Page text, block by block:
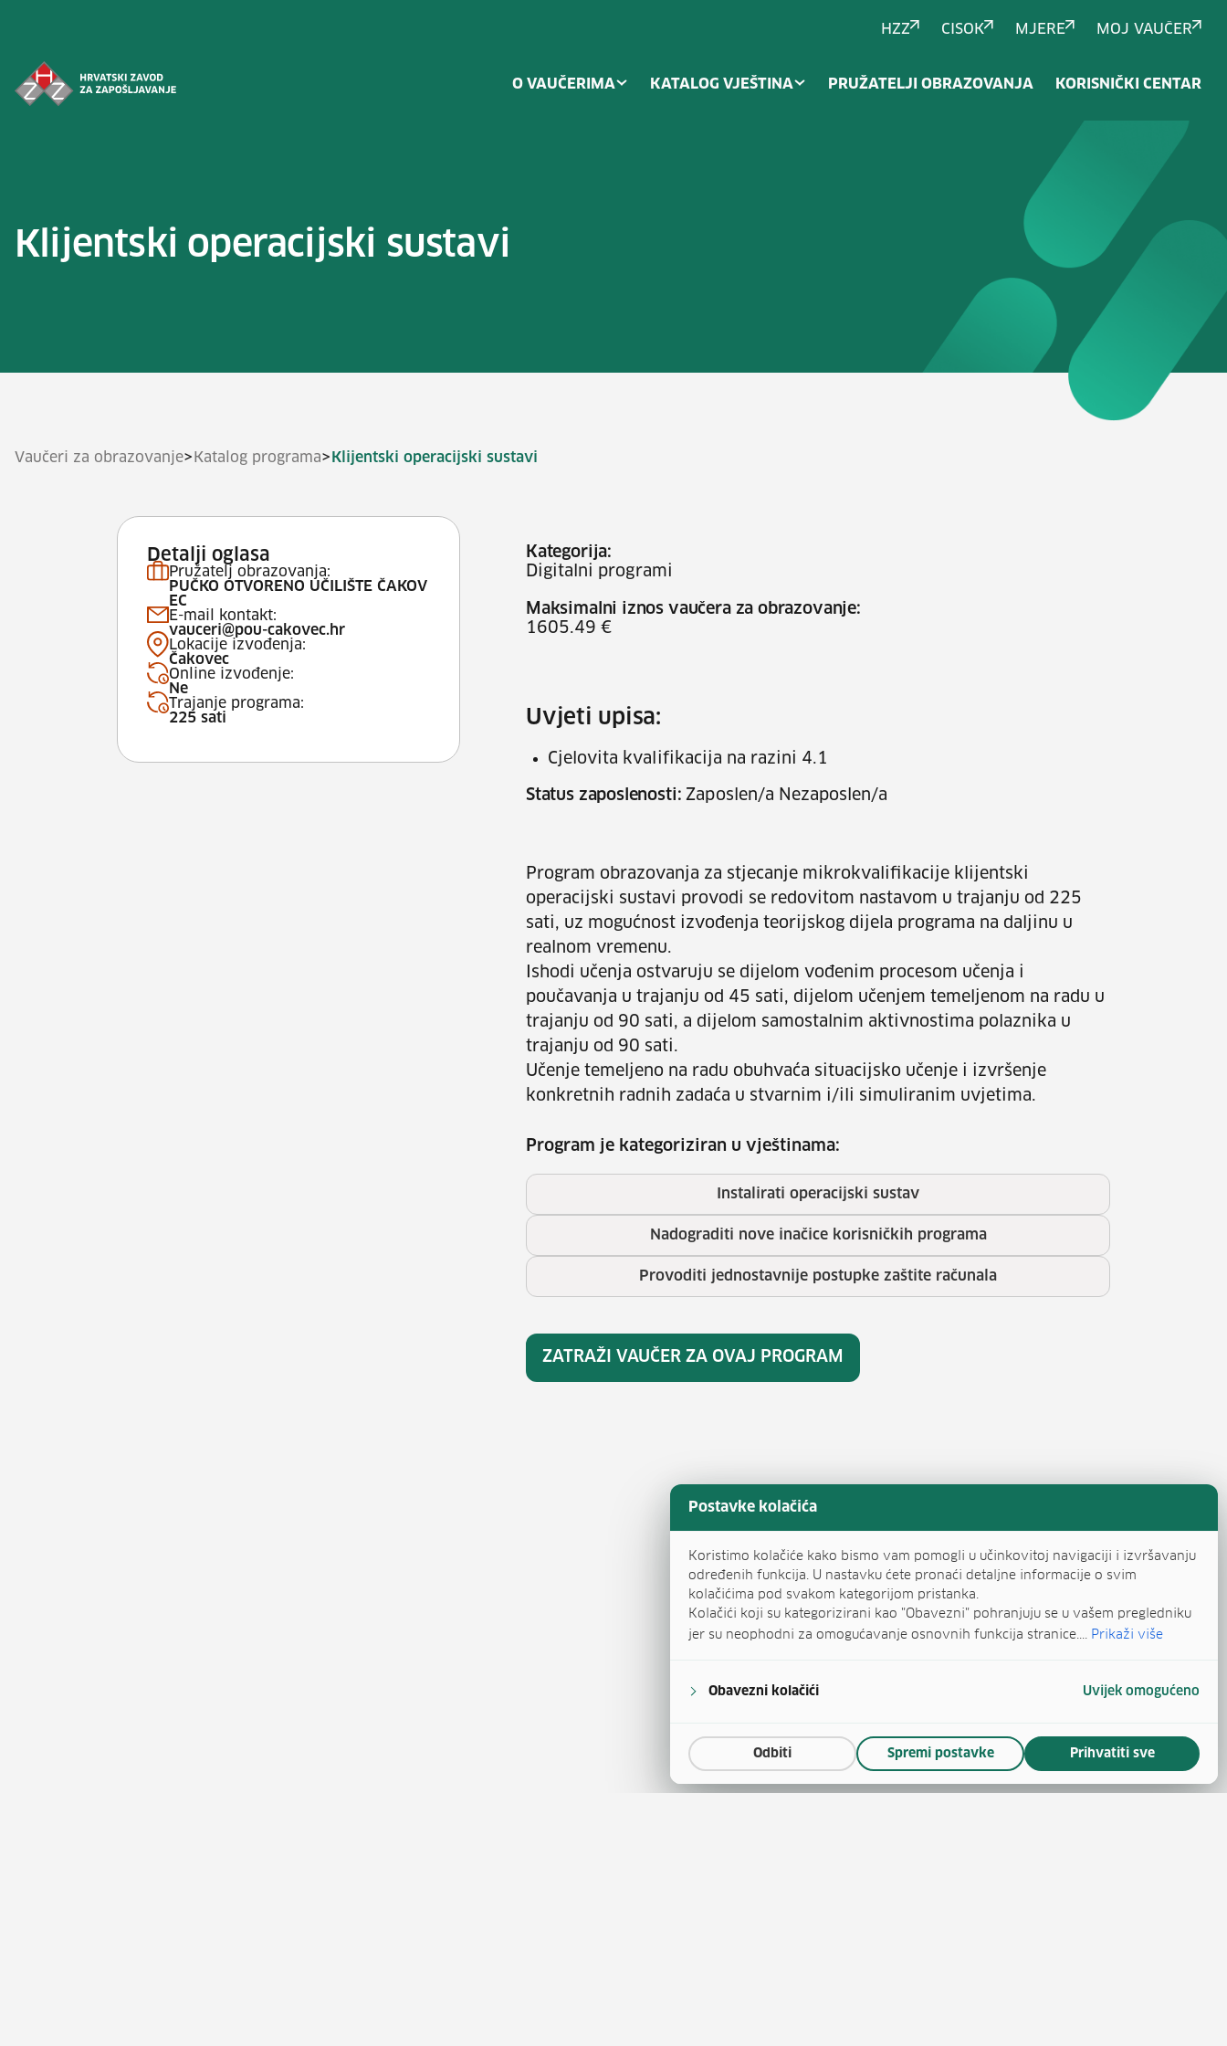
Postavke kolačića
Koristimo kolačiće kako bismo vam pomogli u učinkovitoj navigaciji i izvršavanju
određenih funkcija. U nastavku ćete pronaći detaljne informacije o svim
kolačićima pod svakom kategorijom pristanka.
Kolačići koji su kategorizirani kao "Obavezni" pohranjuju se u vašem pregledniku
jer su neophodni za omogućavanje osnovnih funkcija stranice.... Prikaži više
Obavezni kolačići Uvijek omogućeno
Odbiti Spremi postavke Prihvatiti sve
HZZ CISOK MJERE MOJ VAUČER
O VAUČERIMA KATALOG VJEŠTINA PRUŽATELJI OBRAZOVANJA KORISNIČKI CENTAR
Klijentski operacijski sustavi
Vaučeri za obrazovanje> Katalog programa> Klijentski operacijski sustavi
Detalji oglasa
Pružatelj obrazovanja:
PUČKO OTVORENO UČILIŠTE ČAKOV
EC
E-mail kontakt:
vauceri@pou-cakovec.hr
Lokacije izvođenja:
Čakovec
Online izvođenje:
Ne
Trajanje programa:
225 sati
Kategorija:
Digitalni programi
Maksimalni iznos vaučera za obrazovanje:
1605.49 €
Uvjeti upisa:
Cjelovita kvalifikacija na razini 4.1
Status zaposlenosti: Zaposlen/a Nezaposlen/a
Program obrazovanja za stjecanje mikrokvalifikacije klijentski
operacijski sustavi provodi se redovitom nastavom u trajanju od 225
sati, uz mogućnost izvođenja teorijskog dijela programa na daljinu u
realnom vremenu.
Ishodi učenja ostvaruju se dijelom vođenim procesom učenja i
poučavanja u trajanju od 45 sati, dijelom učenjem temeljenom na radu u
trajanju od 90 sati, a dijelom samostalnim aktivnostima polaznika u
trajanju od 90 sati.
Učenje temeljeno na radu obuhvaća situacijsko učenje i izvršenje
konkretnih radnih zadaća u stvarnim i/ili simuliranim uvjetima.
Program je kategoriziran u vještinama:
Instalirati operacijski sustav
Nadograditi nove inačice korisničkih programa
Provoditi jednostavnije postupke zaštite računala
ZATRAŽI VAUČER ZA OVAJ PROGRAM